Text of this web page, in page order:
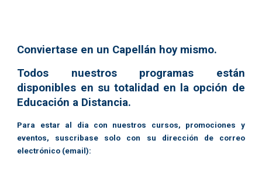
Conviertase en un Capellán hoy mismo.
Todos nuestros programas están
disponibles en su totalidad en la opción de
Educación a Distancia.
Para estar al dia con nuestros cursos, promociones y
eventos, suscribase solo con su dirección de correo
electrónico (email):